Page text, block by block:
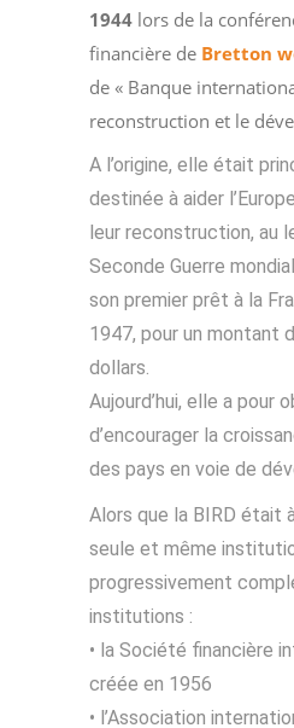
1944 lors de la
financière de Bretton
de « Banque
reconstruction et le
A l’origine, elle était
destinée à aider
leur reconstruction, au
Seconde Guerre
son premier prêt à la
1947, pour un montant
dollars.
Aujourd’hui, elle a pour
d’encourager la
des pays en voie de
Alors que la BIRD était
seule et même
progressivement
institutions :
• la Société financière
créée en 1956
• l’Association